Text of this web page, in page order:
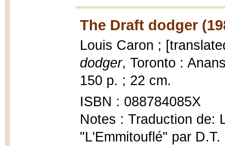
The Draft dodger
Louis Caron ;
dodger, Toronto :
150 p. ; 22 cm.
ISBN : 088784085X
Notes : Traduction de:
"L'Emmitouflé" par